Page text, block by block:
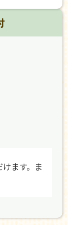
ます。ま